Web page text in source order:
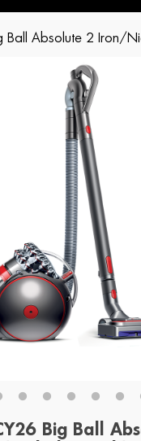
Ball Absolute 2 Iron/
Big Ball